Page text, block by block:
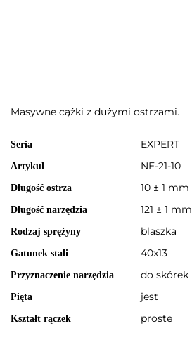
Masywne cążki z dużymi ostrzami.
Seria EXPERT
Artykul NE-21-10
Długość ostrza 10 ± 1 mm
Długość narzędzia 121 ± 1 mm
Rodzaj sprężyny blaszka
Gatunek stali 40x13
Przyznaczenie narzędzia do skórek
Pięta jest
Kształt rączek proste